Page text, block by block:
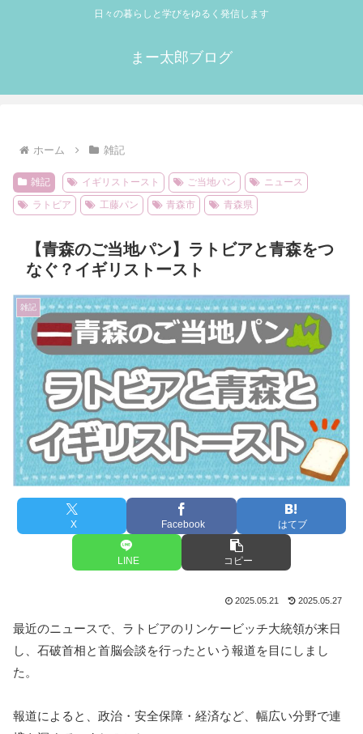
日々の暮らしと学びをゆるく発信します
まー太郎ブログ
ホーム 雑記
雑記 イギリストースト ご当地パン
ニュース
ラトビア
工藤パン 青森市 青森県
【青森のご当地パン】ラトビアと青森をつ
なぐ？イギリストースト
雑記
X Facebook はてブ
LINE コピー
2025.05.21 2025.05.27
最近のニュースで、ラトビアのリンケービッチ大統領が来日
し、石破首相と首脳会談を行ったという報道を目にしまし
た。
報道によると、政治・安全保障・経済など、幅広い分野で連